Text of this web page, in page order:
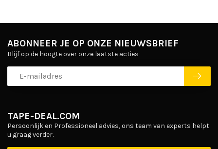
TAPE-DEAL.COM
Persoonlijk en Professioneel advies, ons team van experts helpt
u graag verder.
ABONNEER JE OP ONZE NIEUWSBRIEF
Blijf op de hoogte over onze laatste acties